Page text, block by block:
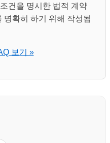
건을 명시한 법적 계약
명확히 하기 위해 작성됩
보기 »